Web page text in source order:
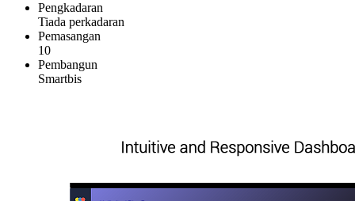
Pengkadaran
Tiada perkadaran
Pemasangan
10
Pembangun
Smartbis